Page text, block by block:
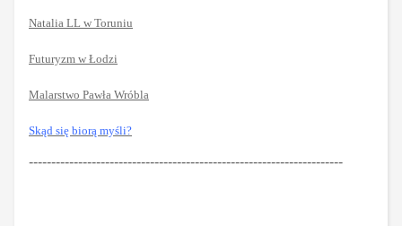
Natalia LL w Toruniu
Futuryzm w Łodzi
Malarstwo Pawła Wróbla
Skąd się biorą myśli?
----------------------------------------------------------------------